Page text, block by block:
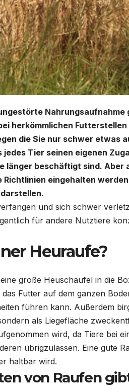
Nahrungsaufnahme
herkömmlichen Futterstellen
die Sie nur schwer etwas
Tier seinen eigenen
länger beschäftigt sind. Aber
eingehalten
und sich schwer
für andere Nutztiere
Heuraufe?
große Heuschaufel in die
das Futter auf dem ganzen
führen kann. Außerdem
als Liegefläche
wird, da Tiere bei
übrigzulassen. Eine gute
haltbar wird.
von Raufen